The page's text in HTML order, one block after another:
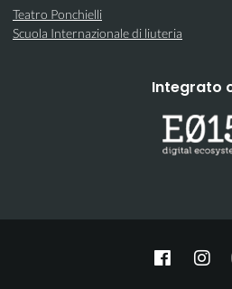
Teatro Ponchielli
Scuola Internazionale di liuteria
Integrato